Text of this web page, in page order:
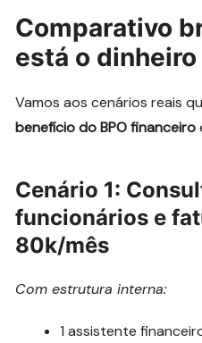
Comparativo
está o
Vamos aos cenários reais
benefício do BPO financeiro
Cenário 1:
funcionários e
80k/mês
Com estrutura interna:
1 assistente